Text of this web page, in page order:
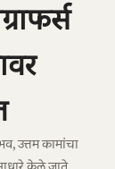
उत्तम कामांचा